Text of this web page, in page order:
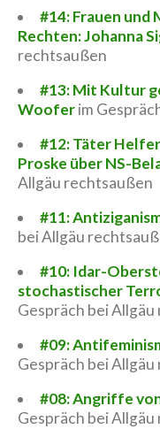
#14: Frauen und
Rechten: Johanna
rechtsaußen
#13: Mit Kultur
Wooferim
#12: Täter
Proske über NS-
Allgäu rechtsaußen
#11:
bei Allgäu
#10: Idar-
stochastischer
Gespräch bei
#09:
Gespräch bei
#08: Angriffe
Gespräch bei